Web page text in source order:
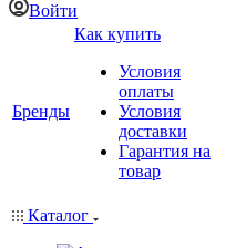
Войти
Бренды
Как купить
Условия
оплаты
Условия
доставки
Гарантия на
товар
Каталог